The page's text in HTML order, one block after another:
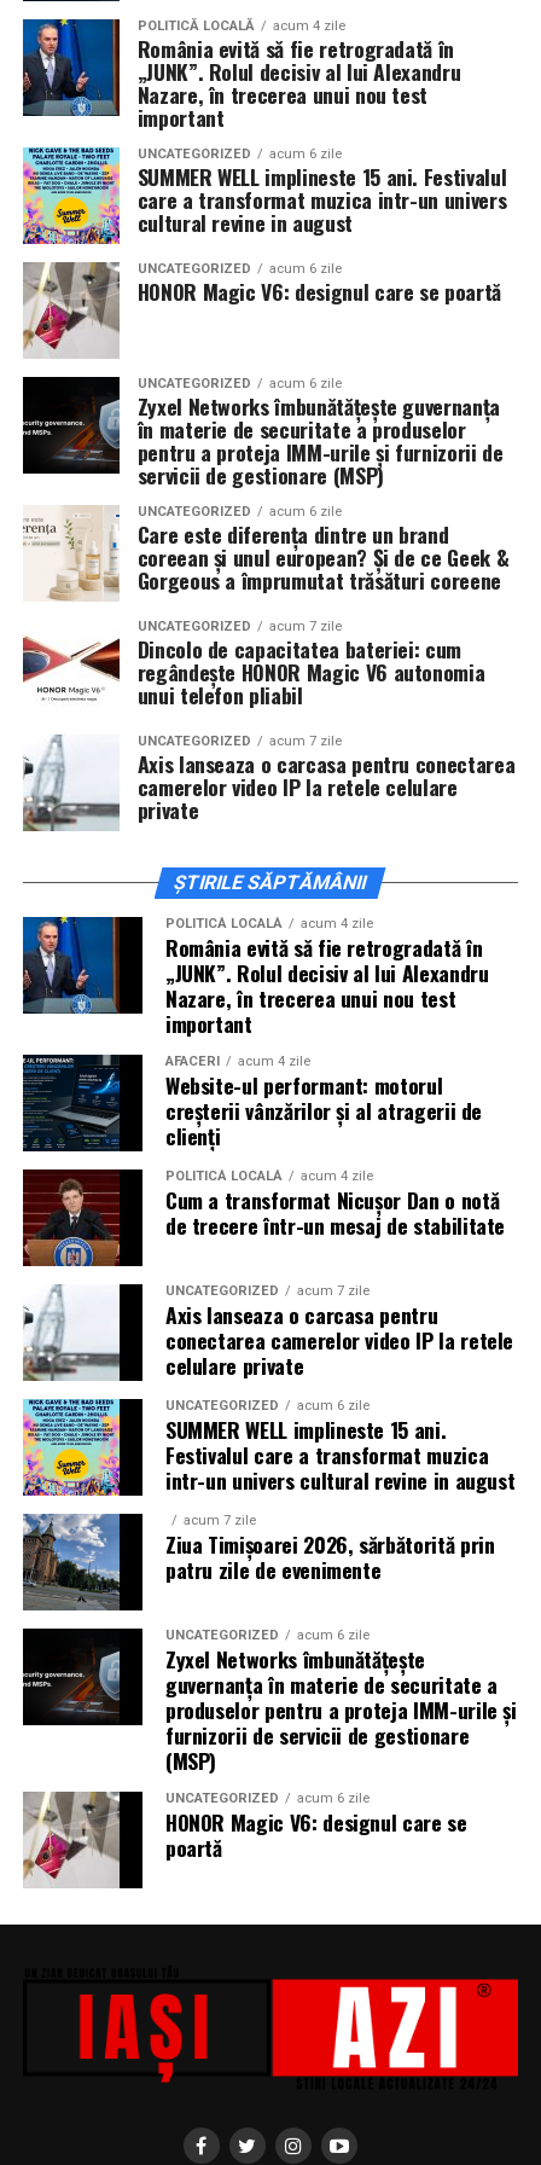
Pe11 februarieva avea loc proiecția specială
mea”de la Cinema City din City Park Constanța
18:30, unde
regizorul Paul Decu și actrița Azaleea
Necula, originari din Constanța și împrejurimi, vor
prezenta filmul alături de colegii lor
Alexandra Răduță și Gabriel Vatavu.
Cinema City Shopping City Galațiinvită spectatorii
12 februarie de la 18:30
State și Azaleea Necula și regizorul Paul Decu.
Pe 13 februarie la ora 18:30
invitați la proiecția specială din
, alături de regizorulPaul Decuși de
actoriiGabriel Vatavu, Sergiu Costache, Azaleea
Necula, Alexandra Răduță.
De „Ziua Îndrăgostiților”, pe14 februarie, în Cinema
City Iulius Mall Suceava, de la 18:30, spectatorii sunt
invitați la film alături de regizorulPaul Decu și de
actoriiSergiu Costache, Vlad si Oana Gherman,
Alexandra Răduță.
Cineplexx Băneasa Shopping City
București
găzduiește o proiecție specială în prezența
întregii echipe pe15 februarie, de la 17:30.
ÎnCraiova , regizorulPaul Decuși actoriiSergiu
Costache, Azaleea Necula și Oana Gherman
Mall pe 16 februarie de la ora 18:00.
ActoriiVlad Gherman, Oana Gherman și Ioana
Ginghină
vin la întâlnirea cu publicul dinCinema City
Vivo! Pitești pe 17 februarie, de la 18:30și vor
participa la o discuție după proiecție, alături de
Paul Decu.
Caravana„În pielea mea”ajunge laCinema City
Shopping City Ploiești, pe 18 februarie,de la 18:30, la
proiecția specială introdusă de regizorul
alături de actoriiIoana State, Vlad și Oana Gherman,
Azaleea Necula și Gabriel Vatavu.
O comedie actuală și spumoasă, filmul
mea”
este distribuit de T.R.I.B.E. Films.
TRAILER:https://bit.ly/InPieleaMea
Site oficial:inpieleamea.ro
Mai multe detalii, imagini de la filmări, fragmente din
film, declarații din partea actorilor și informații despre
concursuri sunt disponibile pe paginile social media ale
filmului deFacebook,Instagram
Adrian Pădurețu semnează imaginea filmului. De sunet
s-a ocupat Bogdan Ivanovici, de scenografie Anca
Miron, iar de costume Francisca Vass.
„În Pielea Mea”este un film produs de: CB MOTION
PICTURES.
Producător asociat: MAGNETIC MEDIA PRODUCTIONS
Producător: Claudiu Boboc
Producător executiv: Adela Mara
Manager producție: Iulia Cezara Roșu
Casting: ELEPHANT MEDIA
Realizat cu sprijinul:
Co-finanțatori:C&C HOUSE RESIDENCE, S&I BEST
POLITICĂ LOCALĂ acum 4 zile
România evită să fie retrogradată în
„JUNK”. Rolul decisiv al lui Alexandru
Nazare, în trecerea unui nou test
important
UNCATEGORIZED acum 6 zile
SUMMER WELL implineste 15 ani. Festivalul
care a transformat muzica intr-un univers
cultural revine in august
UNCATEGORIZED acum 6 zile
HONOR Magic V6: designul care se poartă
UNCATEGORIZED acum 6 zile
Zyxel Networks îmbunătățește guvernanța
în materie de securitate a produselor
pentru a proteja IMM-urile și furnizorii de
servicii de gestionare (MSP)
UNCATEGORIZED acum 6 zile
Care este diferența dintre un brand
coreean și unul european? Și de ce Geek &
Gorgeous a împrumutat trăsături coreene
UNCATEGORIZED acum 7 zile
Dincolo de capacitatea bateriei: cum
regândește HONOR Magic V6 autonomia
unui telefon pliabil
UNCATEGORIZED acum 7 zile
Axis lanseaza o carcasa pentru conectarea
camerelor video IP la retele celulare
private
ȘTIRILE SĂPTĂMÂNII
POLITICĂ LOCALĂ acum 4 zile
România evită să fie retrogradată în
„JUNK”. Rolul decisiv al lui Alexandru
Nazare, în trecerea unui nou test
important
AFACERI acum 4 zile
Website-ul performant: motorul
creșterii vânzărilor și al atragerii de
clienți
POLITICĂ LOCALĂ acum 4 zile
Cum a transformat Nicușor Dan o notă
de trecere într-un mesaj de stabilitate
UNCATEGORIZED acum 7 zile
Axis lanseaza o carcasa pentru
conectarea camerelor video IP la retele
celulare private
UNCATEGORIZED acum 6 zile
SUMMER WELL implineste 15 ani.
Festivalul care a transformat muzica
intr-un univers cultural revine in august
acum 7 zile
Ziua Timișoarei 2026, sărbătorită prin
patru zile de evenimente
UNCATEGORIZED acum 6 zile
Zyxel Networks îmbunătățește
guvernanța în materie de securitate a
produselor pentru a proteja IMM-urile și
furnizorii de servicii de gestionare
(MSP)
UNCATEGORIZED acum 6 zile
HONOR Magic V6: designul care se
poartă